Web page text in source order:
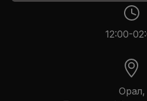
12:00-
Орал,